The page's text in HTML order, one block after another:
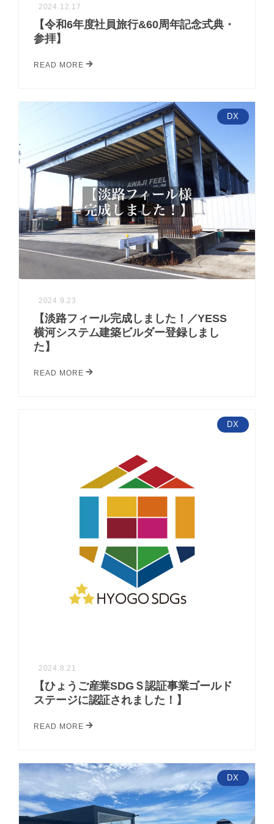
2024.12.17
【令和6年度社員旅行&60周年記念式典・
参拝】
READ MORE
DX
2024.9.23
【淡路フィール完成しました！／YESS
横河システム建築ビルダー登録しまし
た】
READ MORE
DX
2024.8.21
【ひょうご産業SDGＳ認証事業ゴールド
ステージに認証されました！】
READ MORE
DX